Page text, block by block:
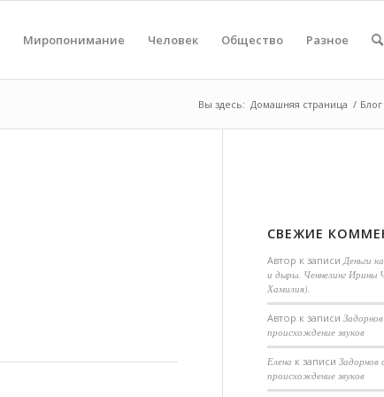
Миропонимание Человек Общество Разное
Вы здесь: Домашняя страница /
СВЕЖИЕ
Автор к записиДеньги
и дыры. Ченнелинг Ирины
Хамилия).
Aвтор к записи
происхождение звуков
Елена к записиЗадорнов
происхождение звуков